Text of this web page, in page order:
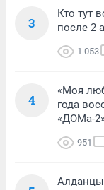
3
Кто тут
после 2
1 053
4
«Моя
года
«ДОМа-
951
Алданцы